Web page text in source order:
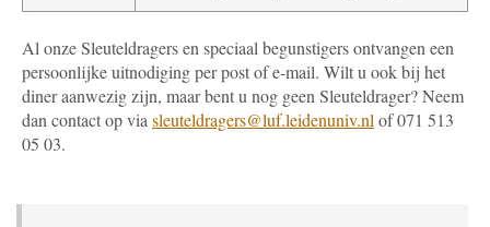
Al onze Sleuteldragers en speciaal begunstigers ontvangen een
persoonlijke uitnodiging per post of e-mail. Wilt u ook bij het
diner aanwezig zijn, maar bent u nog geen Sleuteldrager? Neem
dan contact op via sleuteldragers@luf.leidenuniv.nl of 071 513
05 03.